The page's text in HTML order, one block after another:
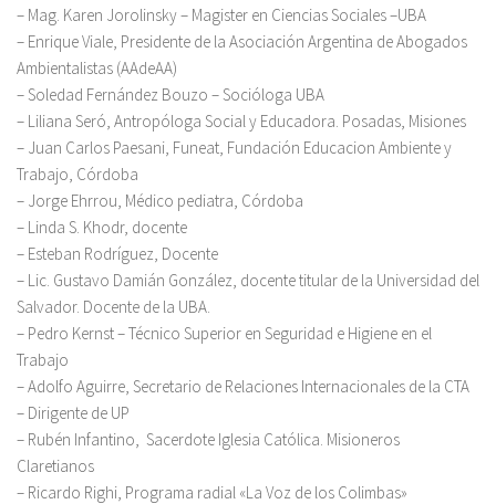
– Mag. Karen Jorolinsky – Magister en Ciencias Sociales –UBA
– Enrique Viale, Presidente de la Asociación Argentina de Abogados
Ambientalistas (AAdeAA)
– Soledad Fernández Bouzo – Socióloga UBA
– Liliana Seró, Antropóloga Social y Educadora. Posadas, Misiones
– Juan Carlos Paesani, Funeat, Fundación Educacion Ambiente y
Trabajo, Córdoba
– Jorge Ehrrou, Médico pediatra, Córdoba
– Linda S. Khodr, docente
– Esteban Rodríguez, Docente
– Lic. Gustavo Damián González, docente titular de la Universidad del
Salvador. Docente de la UBA.
– Pedro Kernst – Técnico Superior en Seguridad e Higiene en el
Trabajo
– Adolfo Aguirre, Secretario de Relaciones Internacionales de la CTA
– Dirigente de UP
– Rubén Infantino, Sacerdote Iglesia Católica. Misioneros
Claretianos
– Ricardo Righi, Programa radial «La Voz de los Colimbas»